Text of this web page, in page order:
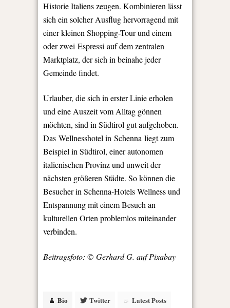
Historie Italiens zeugen. Kombinieren lässt
sich ein solcher Ausflug hervorragend mit
einer kleinen Shopping-Tour und einem
oder zwei Espressi auf dem zentralen
Marktplatz, der sich in beinahe jeder
Gemeinde findet.
Urlauber, die sich in erster Linie erholen
und eine Auszeit vom Alltag gönnen
möchten, sind in Südtirol gut aufgehoben.
Das Wellnesshotel in Schenna liegt zum
Beispiel in Südtirol, einer autonomen
italienischen Provinz und unweit der
nächsten größeren Städte. So können die
Besucher in Schenna-Hotels Wellness und
Entspannung mit einem Besuch an
kulturellen Orten problemlos miteinander
verbinden.
Beitragsfoto: © Gerhard G. auf Pixabay
Bio Twitter Latest Posts